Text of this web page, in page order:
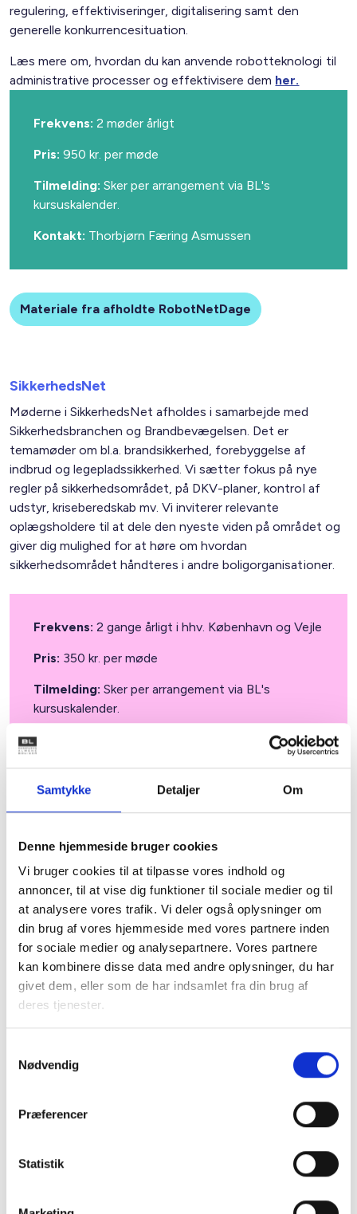
Samtykke Detaljer Om
Denne hjemmeside bruger cookies
Vi bruger cookies til at tilpasse vores indhold og
annoncer, til at vise dig funktioner til sociale medier og til
at analysere vores trafik. Vi deler også oplysninger om
din brug af vores hjemmeside med vores partnere inden
for sociale medier og analysepartnere. Vores partnere
kan kombinere disse data med andre oplysninger, du har
givet dem, eller som de har indsamlet fra din brug af
deres tjenester.
Nødvendig
Præferencer
Statistik
Frekvens:2 møder årligt
Pris: 950 kr. per møde
Tilmelding:Sker per arrangement via BL's
kursuskalender.
Kontakt: Thorbjørn Færing Asmussen
regulering, effektiviseringer, digitalisering samt den
generelle konkurrencesituation.
Læs mere om, hvordan du kan anvende robotteknologi til
administrative processer og effektivisere dem her.
Materiale fra afholdte RobotNetDage
Frekvens:2 gange årligt i hhv. København og Vejle
Pris: 350 kr. per møde
Tilmelding:Sker per arrangement via BL's
kursuskalender.
Kontakt:
SikkerhedsNet
Møderne i SikkerhedsNet afholdes i samarbejde med
Sikkerhedsbranchen og Brandbevægelsen. Det er
temamøder om bl.a. brandsikkerhed, forebyggelse af
indbrud og legepladssikkerhed. Vi sætter fokus på nye
regler på sikkerhedsområdet, på DKV-planer, kontrol af
udstyr, kriseberedskab mv. Vi inviterer relevante
oplægsholdere til at dele den nyeste viden på området og
giver dig mulighed for at høre om hvordan
sikkerhedsområdet håndteres i andre boligorganisationer.
Materialer fra afholdte møder i SikkerhedsNet
DKV-planer Beredskabsskabeloner
IndkøbsNetværket
For at styrke Indkøbsfunktionen og sikre vidensdeling har
DriftsNet etableret et netværk i hhv. Øst- og Vestdanmark
med deltagelse af indkøbschefer, indkøbskonsulenter mv.
med ansvar for indkøbsområdet. Formålet er, at netværket
skaber rammerne for sparring, vidensdeling og
operationelle arbejde for udvikling af indkøbsområdet i den
Bedste praksis på området
Sparring og fælles læring